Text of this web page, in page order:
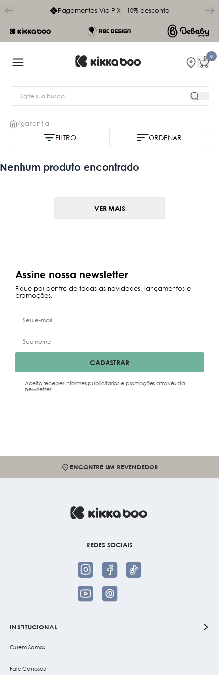
Pagamentos Via PIX - 10% desconto
0
/garantia
FILTRO ORDENAR
Nenhum produto encontrado
VER MAIS
Assine nossa newsletter
Fique por dentro de todas as novidades, lançamentos e
promoções.
CADASTRAR
Aceito receber informes publicitários e promoções através da
newsletter.
ENCONTRE UM REVENDEDOR
REDES SOCIAIS
INSTITUCIONAL
Quem Somos
Fale Conosco